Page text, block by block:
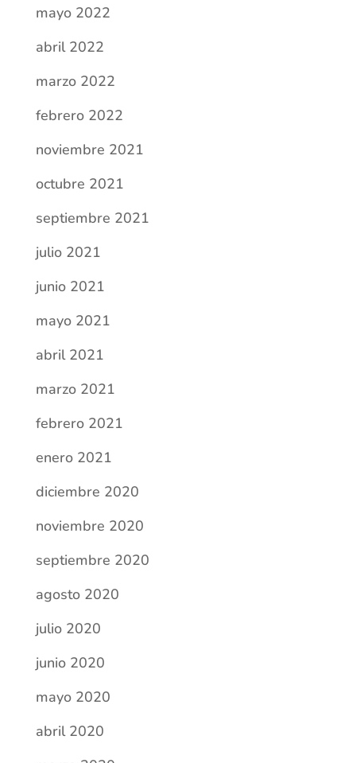
junio 2021
mayo 2021
abril 2021
marzo 2021
febrero 2021
enero 2021
diciembre 2020
noviembre 2020
septiembre 2020
agosto 2020
julio 2020
junio 2020
mayo 2020
abril 2020
marzo 2020
noviembre 2019
octubre 2019
septiembre 2019
Categorías
Actividades escolares
Comunicados
COVID-19